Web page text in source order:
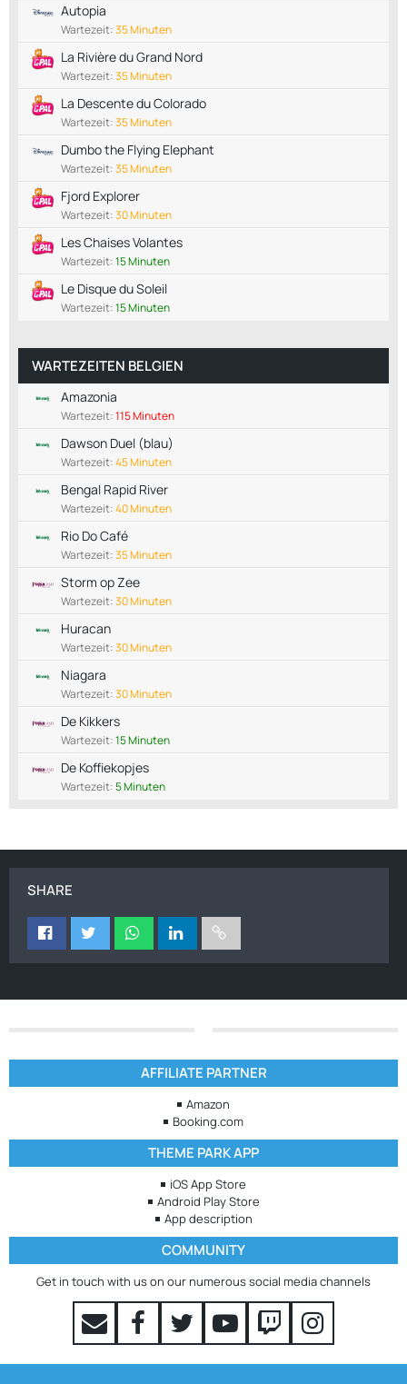
Autopia
Wartezeit:35 Minuten
La Rivière du Grand Nord
Wartezeit:35 Minuten
La Descente du Colorado
Wartezeit:35 Minuten
Dumbo the Flying Elephant
Wartezeit:35 Minuten
Fjord Explorer
Wartezeit:30 Minuten
Les Chaises Volantes
Wartezeit:15 Minuten
Le Disque du Soleil
Wartezeit:15 Minuten
WARTEZEITEN BELGIEN
Amazonia
Wartezeit:115 Minuten
Dawson Duel (blau)
Wartezeit:45 Minuten
Bengal Rapid River
Wartezeit:40 Minuten
Rio Do Café
Wartezeit:35 Minuten
Storm op Zee
Wartezeit:30 Minuten
Huracan
Wartezeit:30 Minuten
Niagara
Wartezeit:30 Minuten
De Kikkers
Wartezeit:15 Minuten
De Koffiekopjes
Wartezeit:5 Minuten
SHARE
AFFILIATE PARTNER
Amazon
Booking.com
THEME PARK APP
iOS App Store
Android Play Store
App description
COMMUNITY
Get in touch with us on our numerous social media channels